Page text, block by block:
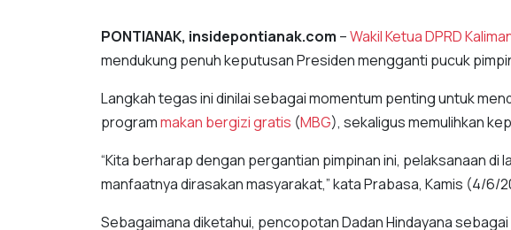
PONTIANAK, insidepontianak.com –Wakil Ketua DPRD
mendukung penuh keputusan Presiden mengganti pucuk
Langkah tegas ini dinilai sebagai momentum penting untuk
programmakan bergizi gratis (MBG), sekaligus memulihkan
“Kita berharap dengan pergantian pimpinan ini, pelaksanaan di
manfaatnya dirasakan masyarakat,” kata Prabasa, Kamis (4/6/
Sebagaimana diketahui, pencopotan Dadan Hindayana sebagai